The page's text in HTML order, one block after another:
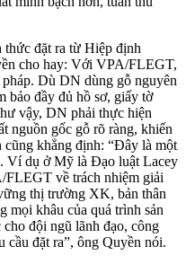
thức đặt ra từ Hiệp định
cho hay: Với VPA/FLEGT,
Dù DN dùng gỗ nguyên
bảo đầy đủ hồ sơ, giấy tờ
vậy, DN phải thực hiện
nguồn gốc gỗ rõ ràng, khiến
cũng khẳng định: “Đây là một
Ví dụ ở Mỹ là Đạo luật Lacey
về trách nhiệm giải
thị trường XK, bản thân
mọi khâu của quá trình sản
đội ngũ lãnh đạo, công
cầu đặt ra”, ông Quyền nói.